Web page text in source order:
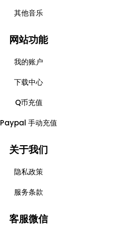
其他音乐
网站功能
我的账户
下载中心
Q币充值
Paypal 手动充值
关于我们
隐私政策
服务条款
客服微信